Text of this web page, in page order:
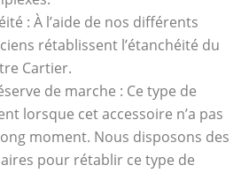
: À l’aide de nos différents
rétablissent l’étanchéité du
Cartier.
de marche : Ce type de
lorsque cet accessoire n’a pas
moment. Nous disposons des
pour rétablir ce type de